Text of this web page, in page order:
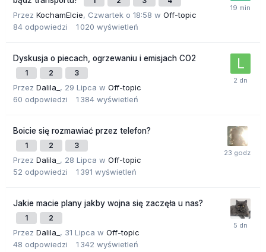
Przez KochamElcie, Czwartek o 18:58 w Off-topic
84 odpowiedzi 1 020 wyświetleń
Dyskusja o piecach, ogrzewaniu i emisjach CO2
1 2 3
Przez Dalila_ , 29 Lipca w Off-topic
60 odpowiedzi 1 384 wyświetleń
Boicie się rozmawiać przez telefon?
1 2 3
Przez Dalila_ , 28 Lipca w Off-topic
52 odpowiedzi 1 391 wyświetleń
Jakie macie plany jakby wojna się zaczęła u nas?
1 2
Przez Dalila_ , 31 Lipca w Off-topic
48 odpowiedzi 1 342 wyświetleń